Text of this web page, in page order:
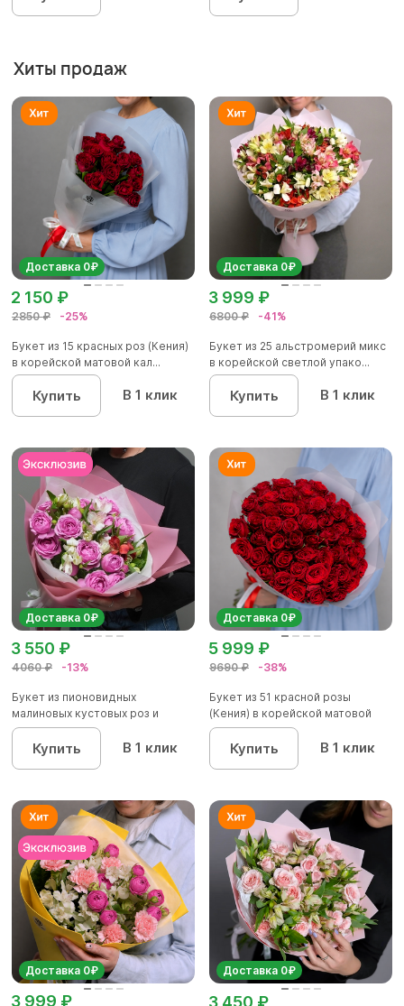
Хиты продаж
Доставка 0₽
2850 ₽ -25%
2 150 ₽
Букет из 15 красных роз (Кения)
в корейской матовой кал...
Купить В 1 клик
Доставка 0₽
6800 ₽ -41%
3 999 ₽
Букет из 25 альстромерий микс
в корейской светлой упако...
Купить В 1 клик
Доставка 0₽
4060 ₽ -13%
3 550 ₽
Букет из пионовидных
малиновых кустовых роз и
альстроме...
Купить В 1 клик
Доставка 0₽
9690 ₽ -38%
5 999 ₽
Букет из 51 красной розы
(Кения) в корейской матовой
уп...
Купить В 1 клик
Доставка 0₽
3 999 ₽
Доставка 0₽